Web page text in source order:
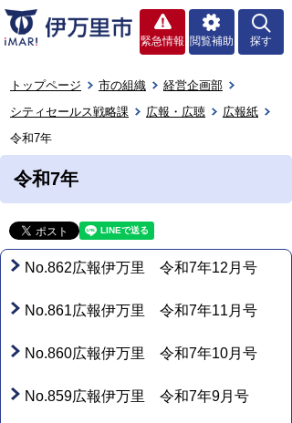
緊急情報 閲覧補助 探す
トップページ 市の組織
経営企画部
シティセールス戦略課
広報・広聴
広報紙
令和7年
令和7年
No.862広報伊万里 令和7年12月号
No.861広報伊万里 令和7年11月号
No.860広報伊万里 令和7年10月号
No.859広報伊万里 令和7年9月号